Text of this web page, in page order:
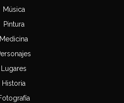
Música
Pintura
Medicina
Lugares
Historia